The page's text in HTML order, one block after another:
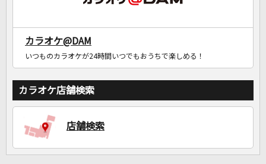
カラオケ@DAM
いつものカラオケが24時間いつでもおうちで楽しめる！
カラオケ店舗検索
店舗検索